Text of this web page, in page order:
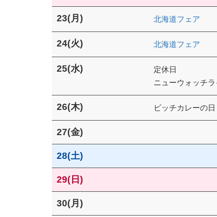
23(月) 北海道フェア
24(火) 北海道フェア
25(水)
定休日
ニューウォッチ
26(木) ビッチカレーの日
27(金)
28(土)
29(日)
30(月)